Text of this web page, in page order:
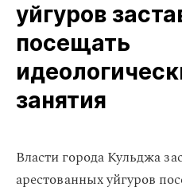
уйгуров
посещать
занятия
Власти города Кульджа
арестованных уйгуров